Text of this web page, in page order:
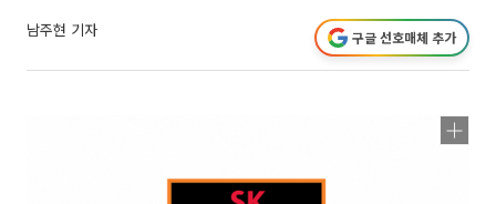
남주현 기자 구글 선호매체 추가